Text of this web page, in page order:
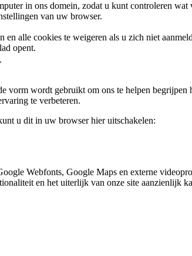
in ons domein, zodat u kunt controleren
van uw browser.
en alle cookies te weigeren als u zich niet
opent.
vorm wordt gebruikt om ons te helpen
te verbeteren.
u dit in uw browser hier uitschakelen:
Webfonts, Google Maps en externe
en het uiterlijk van onze site aanzienlijk